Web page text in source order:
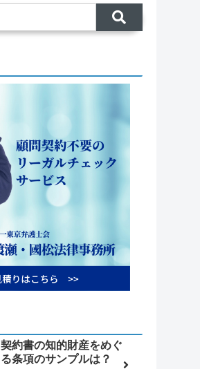
契約書の知的財産をめぐ
る条項のサンプルは？